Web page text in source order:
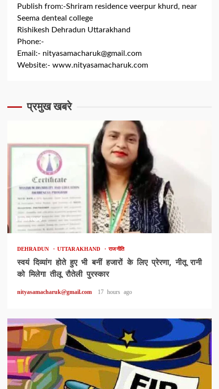
Publish from:-Shriram residence veerpur khurd, near
Seema denteal college
Rishikesh Dehradun Uttarakhand
Phone:-
Email:- nityasamacharuk@gmail.com
Website:- www.nityasamacharuk.com
प्रमुख खबरे
1 min read
DEHRADUN UTTARAKHAND राजनीति
स्वयं दिव्यांग होते हुए भी बनीं हजारों के लिए प्रेरणा, नीतू रानी
को मिलेगा तीलू रौतेली पुरस्कार
nityasamacharuk@gmail.com 17 hours ago